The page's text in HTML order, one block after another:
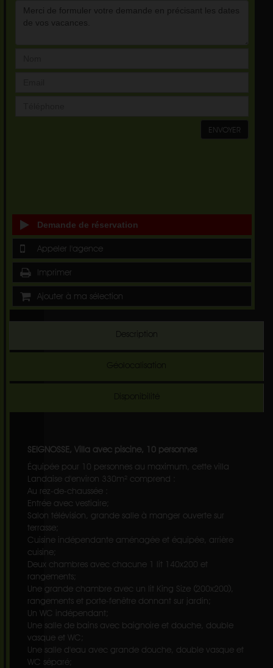
ENVOYER
Demande de réservation
Appeler l'agence
Imprimer
Ajouter à ma sélection
Description
SEIGNOSSE, Villa avec piscine, 10 personnes
Équipée pour 10 personnes au maximum, cette villa
Landaise d'environ 330m² comprend :
Au rez-de-chaussée :
Entrée avec vestiaire;
Salon télévision, grande salle à manger ouverte sur
terrasse;
Cuisine indépendante aménagée et équipée, arrière
cuisine;
Deux chambres avec chacune 1 lit 140x200 et
rangements;
Une grande chambre avec un lit King Size (200x200),
rangements et porte-fenêtre donnant sur jardin;
Un WC indépendant;
Une salle de bains avec baignoire et douche, double
vasque et WC;
Une salle d'eau avec grande douche, double vasque et
WC séparé;